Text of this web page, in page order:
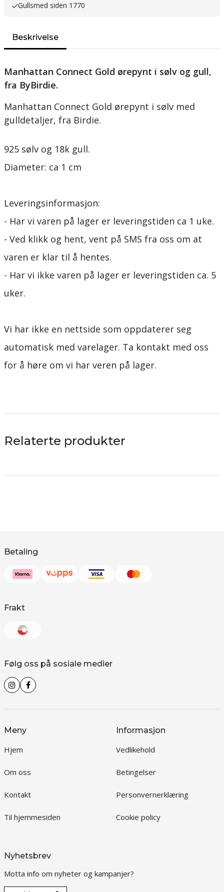
Gullsmed siden 1770
Beskrivelse
Manhattan Connect Gold ørepynt i sølv og gull,
fra ByBirdie.
Manhattan Connect Gold ørepynt i sølv med
gulldetaljer, fra Birdie.
925 sølv og 18k gull.
Diameter: ca 1 cm
Leveringsinformasjon:
- Har vi varen på lager er leveringstiden ca 1 uke.
- Ved klikk og hent, vent på SMS fra oss om at
varen er klar til å hentes.
- Har vi ikke varen på lager er leveringstiden ca. 5
uker.
Vi har ikke en nettside som oppdaterer seg
automatisk med varelager. Ta kontakt med oss
for å høre om vi har veren på lager.
Relaterte produkter
Betaling
Frakt
Følg oss på sosiale medier
Meny
Hjem
Om oss
Kontakt
Til hjemmesiden
Informasjon
Vedlikehold
Betingelser
Personvernerklæring
Cookie policy
Nyhetsbrev
Motta info om nyheter og kampanjer?